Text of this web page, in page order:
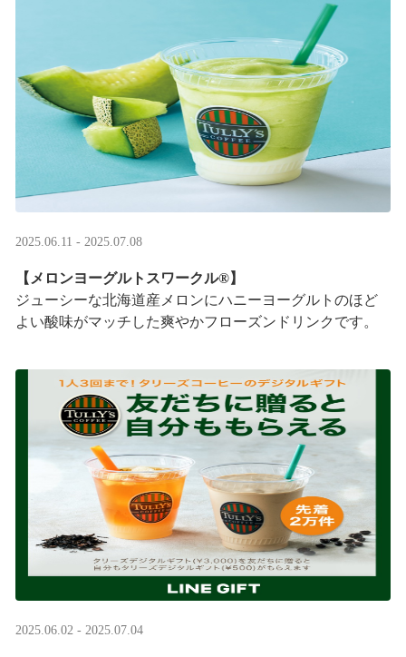
2025.06.11 - 2025.07.08
【メロンヨーグルトスワークル®】
ジューシーな北海道産メロンにハニーヨーグルトのほど
よい酸味がマッチした爽やかフローズンドリンクです。
2025.06.02 - 2025.07.04